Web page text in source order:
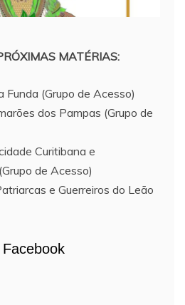
MATÉRIAS:
(Grupo de Acesso)
dos Pampas (Grupo de
Curitibana e
de Acesso)
e Guerreiros do Leão